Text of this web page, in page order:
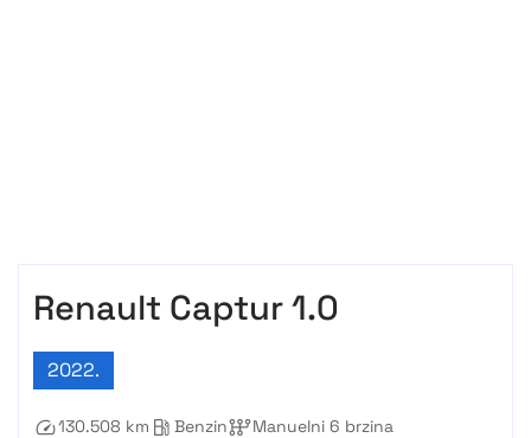
Renault Captur 1.0
2022.
130.508 km Benzin Manuelni 6 brzina